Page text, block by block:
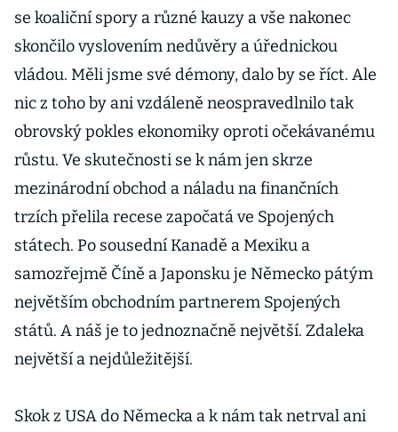
se koaliční spory a různé kauzy a vše nakonec
skončilo vyslovením nedůvěry a úřednickou
vládou. Měli jsme své démony, dalo by se říct. Ale
nic z toho by ani vzdáleně neospravedlnilo tak
obrovský pokles ekonomiky oproti očekávanému
růstu. Ve skutečnosti se k nám jen skrze
mezinárodní obchod a náladu na finančních
trzích přelila recese započatá ve Spojených
státech. Po sousední Kanadě a Mexiku a
samozřejmě Číně a Japonsku je Německo pátým
největším obchodním partnerem Spojených
států. A náš je to jednoznačně největší. Zdaleka
největší a nejdůležitější.
Skok z USA do Německa a k nám tak netrval ani